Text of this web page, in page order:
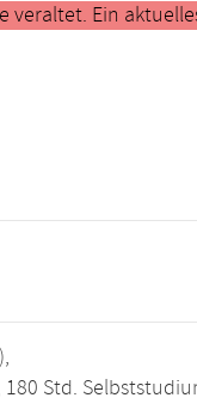
veraltet. Ein
Std.